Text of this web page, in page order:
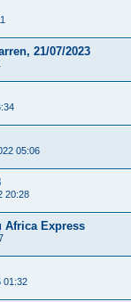
21/07/2023
05:06
20:28
Africa Express
01:32